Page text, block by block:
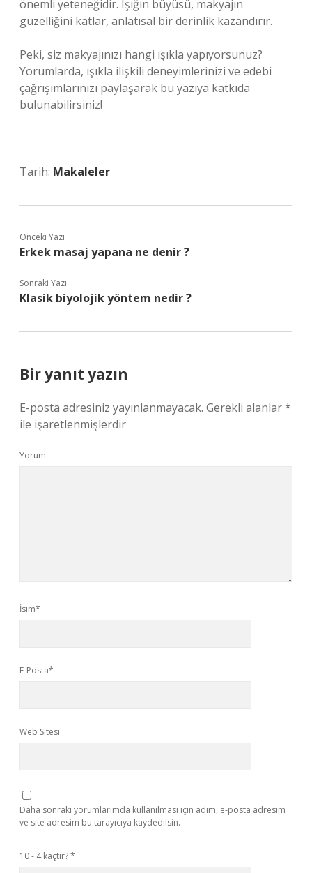
önemli yeteneğidir. Işığın büyüsü, makyajın
güzelliğini katlar, anlatısal bir derinlik kazandırır.
Peki, siz makyajınızı hangi ışıkla yapıyorsunuz?
Yorumlarda, ışıkla ilişkili deneyimlerinizi ve edebi
çağrışımlarınızı paylaşarak bu yazıya katkıda
bulunabilirsiniz!
Tarih: Makaleler
Önceki Yazı
Erkek masaj yapana ne denir ?
Sonraki Yazı
Klasik biyolojik yöntem nedir ?
Bir yanıt yazın
E-posta adresiniz yayınlanmayacak. Gerekli alanlar*
ile işaretlenmişlerdir
Yorum
İsim*
E-Posta*
Web Sitesi
Daha sonraki yorumlarımda kullanılması için adım, e-posta adresim
ve site adresim bu tarayıcıya kaydedilsin.
10 - 4 kaçtır?*